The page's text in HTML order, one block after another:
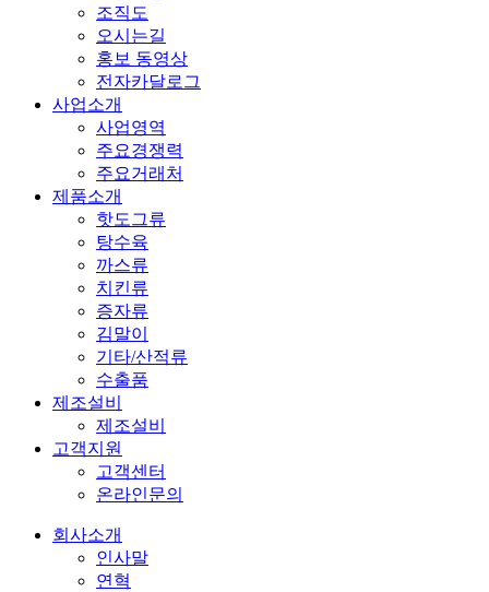
조직도
오시는길
홍보 동영상
전자카달로그
사업소개
사업영역
주요경쟁력
주요거래처
제품소개
핫도그류
탕수육
까스류
치킨류
증자류
김말이
기타/산적류
수출품
제조설비
제조설비
고객지원
고객센터
온라인문의
회사소개
인사말
연혁